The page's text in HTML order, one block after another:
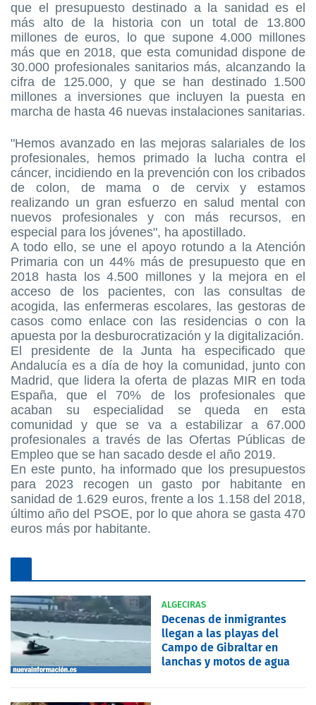
que el presupuesto destinado a la sanidad es el
más alto de la historia con un total de 13.800
millones de euros, lo que supone 4.000 millones
más que en 2018, que esta comunidad dispone de
30.000 profesionales sanitarios más, alcanzando la
cifra de 125.000, y que se han destinado 1.500
millones a inversiones que incluyen la puesta en
marcha de hasta 46 nuevas instalaciones sanitarias.
"Hemos avanzado en las mejoras salariales de los
profesionales, hemos primado la lucha contra el
cáncer, incidiendo en la prevención con los cribados
de colon, de mama o de cervix y estamos
realizando un gran esfuerzo en salud mental con
nuevos profesionales y con más recursos, en
especial para los jóvenes", ha apostillado.
A todo ello, se une el apoyo rotundo a la Atención
Primaria con un 44% más de presupuesto que en
2018 hasta los 4.500 millones y la mejora en el
acceso de los pacientes, con las consultas de
acogida, las enfermeras escolares, las gestoras de
casos como enlace con las residencias o con la
apuesta por la desburocratización y la digitalización.
El presidente de la Junta ha especificado que
Andalucía es a día de hoy la comunidad, junto con
Madrid, que lidera la oferta de plazas MIR en toda
España, que el 70% de los profesionales que
acaban su especialidad se queda en esta
comunidad y que se va a estabilizar a 67.000
profesionales a través de las Ofertas Públicas de
Empleo que se han sacado desde el año 2019.
En este punto, ha informado que los presupuestos
para 2023 recogen un gasto por habitante en
sanidad de 1.629 euros, frente a los 1.158 del 2018,
último año del PSOE, por lo que ahora se gasta 470
euros más por habitante.
ALGECIRAS
Decenas de inmigrantes
llegan a las playas del
Campo de Gibraltar en
lanchas y motos de agua